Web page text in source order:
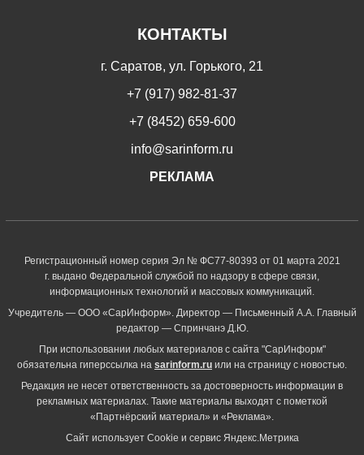
КОНТАКТЫ
г. Саратов, ул. Горького, 21
+7 (917) 982-81-37
+7 (8452) 659-600
info@sarinform.ru
РЕКЛАМА
Регистрационный номер серия Эл № ФС77-80393 от 01 марта 2021
г. выдано Федеральной службой по надзору в сфере связи,
информационных технологий и массовых коммуникаций.
Учредитель — ООО «СарИнформ». Директор — Письменный А.А. Главный
редактор — Спринчанэ Д.Ю.
При использовании любых материалов с сайта "СарИнформ"
обязательна гиперссылка на sarinform.ru или на страницу с новостью.
Редакция не несет ответственность за достоверность информации в
рекламных материалах. Такие материалы выходят с пометкой
«Партнёрский материал» и «Реклама».
Сайт использует Cookie и сервиc Яндекс.Метрика